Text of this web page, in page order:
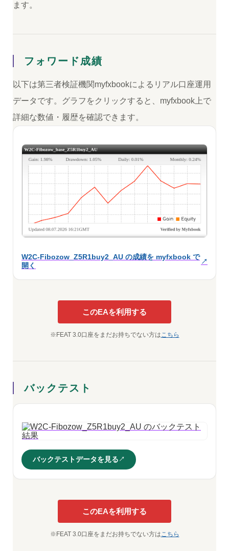
ます。
フォワード成績
以下は第三者検証機関myfxbookによるリアル口座運用
データです。グラフをクリックすると、myfxbook上で
詳細な数値・履歴を確認できます。
W2C-Fibozow_Z5R1buy2_AU の成績を myfxbook で
開く
このEAを利用する
※FEAT 3.0口座をまだお持ちでない方はこちら
バックテスト
バックテストデータを見る
このEAを利用する
※FEAT 3.0口座をまだお持ちでない方はこちら